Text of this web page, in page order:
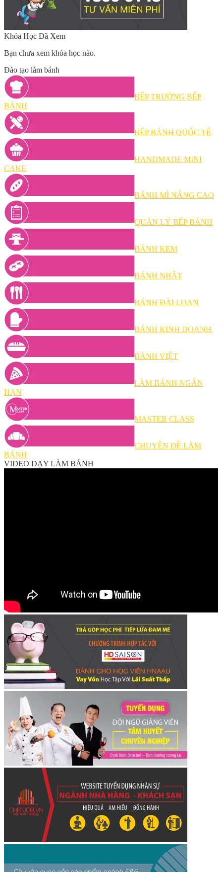
Khóa Học Đã Xem
Bạn chưa xem khóa học nào.
Đào tạo làm bánh
BẾP TRƯỞNG BẾP
BÁNH
BẾP BÁNH QUỐC TẾ
HANDMADE MINI
CAKE
BÁNH MÌ NÂNG CAO
QUẢN LÝ BẾP BÁNH
BÁNH KEM
BÁNH NHẬT
BÁNH ĐÀI LOAN
BÁNH KINH DOANH
BÁNH VIỆT
LÀM BÁNH NGẮN
HẠN
MASTER CLASS
CHUYÊN ĐỀ LÀM
BÁNH
VIDEO DẠY LÀM BÁNH